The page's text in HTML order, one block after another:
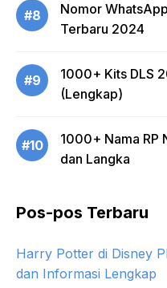
#8
Nomor
Terbaru 2024
#9
1000+ Kits DLS
(Lengkap)
#10
1000+ Nama RP
dan Langka
Pos-pos Terbaru
Harry Potter di Disney
dan Informasi Lengkap